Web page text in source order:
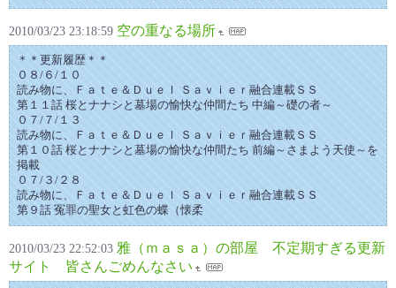
2010/03/23 23:18:59 空の重なる場所
＊＊更新履歴＊＊
０８/６/１０
読み物に、Ｆａｔｅ＆Ｄｕｅｌ Ｓａｖｉｅｒ融合連載ＳＳ
第１１話 桜とナナシと墓場の愉快な仲間たち 中編～礎の者～
０７/７/１３
読み物に、Ｆａｔｅ＆Ｄｕｅｌ Ｓａｖｉｅｒ融合連載ＳＳ
第１０話 桜とナナシと墓場の愉快な仲間たち 前編～さまよう天使～を
掲載
０７/３/２８
読み物に、Ｆａｔｅ＆Ｄｕｅｌ Ｓａｖｉｅｒ融合連載ＳＳ
第９話 冤罪の聖女と虹色の蝶（懐柔
2010/03/23 22:52:03 雅（ｍａｓａ）の部屋 不定期すぎる更新
サイト 皆さんごめんなさい